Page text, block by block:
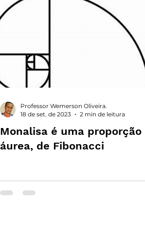
Monalisa é uma proporção
áurea, de Fibonacci
Professor Wemerson Oliveira.
18 de set. de 2023
2 min de leitura